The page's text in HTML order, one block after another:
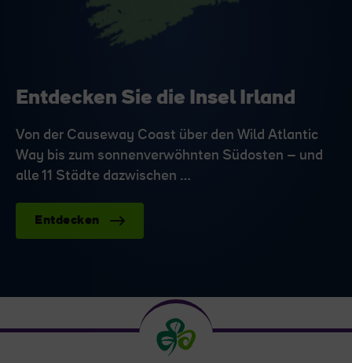
Entdecken Sie die Insel Irland
Von der Causeway Coast über den Wild Atlantic
Way bis zum sonnenverwöhnten Südosten – und
alle 11 Städte dazwischen …
Entdecken